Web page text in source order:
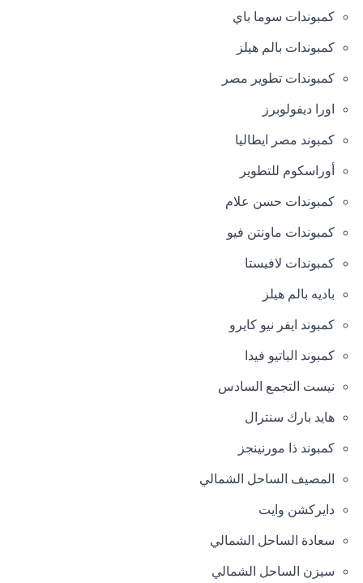
كمبوندات سوما باي
كمبوندات بالم هيلز
كمبوندات تطوير مصر
اورا ديفولوبرز
كمبوند مصر ايطاليا
أوراسكوم للتطوير
كمبوندات حسن علام
كمبوندات ماونتن فيو
كمبوندات لافيستا
باديه بالم هيلز
كمبوند ايفر نيو كايرو
كمبوند الباتيو فيدا
نيست التجمع السادس
هايد بارك سنترال
كمبوند ذا مورنينجز
المصيف الساحل الشمالي
دايركشن وايت
سعادة الساحل الشمالي
سيزن الساحل الشمالي